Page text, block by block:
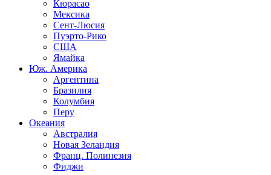
Кюрасао
Мексика
Сент-Люсия
Пуэрто-Рико
США
Ямайка
Юж. Америка
Аргентина
Бразилия
Колумбия
Перу
Океания
Австралия
Новая Зеландия
Франц. Полинезия
Фиджи